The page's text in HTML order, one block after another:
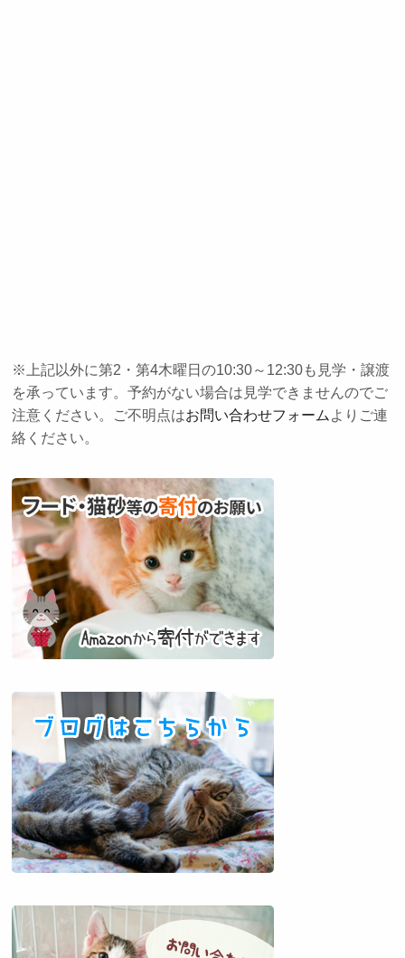
※上記以外に第2・第4木曜日の10:30～12:30も見学・譲渡
を承っています。予約がない場合は見学できませんのでご
注意ください。ご不明点はお問い合わせフォームよりご連
絡ください。